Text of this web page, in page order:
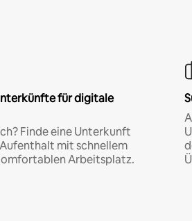
für digitale
Finde eine Unterkunft
mit schnellem
Arbeitsplatz.